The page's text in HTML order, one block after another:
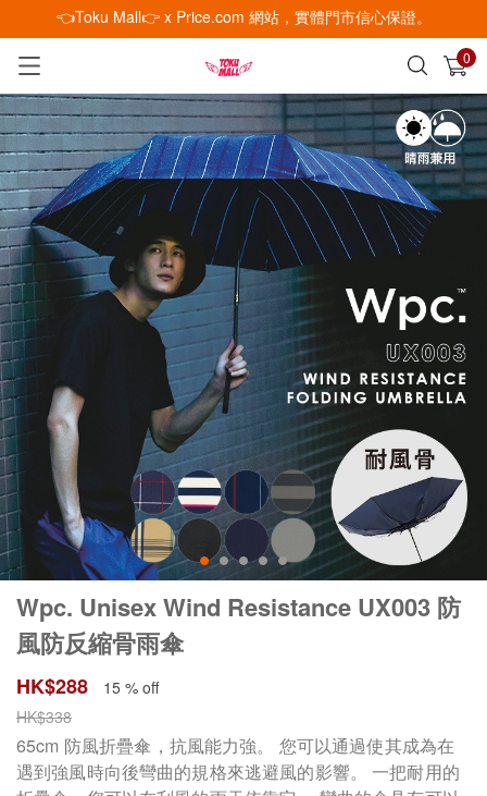
👈Toku Mall👉 x Price.com 網站，實體門市信心保證。
0
已加入購物車 查看
Wpc. Unisex Wind Resistance UX003 防
風防反縮骨雨傘
HK$288
15 % off
HK$338
65cm 防風折疊傘，抗風能力強。 您可以通過使其成為在
遇到強風時向後彎曲的規格來逃避風的影響。 一把耐用的